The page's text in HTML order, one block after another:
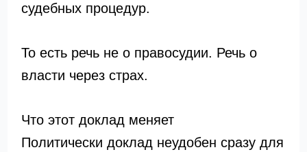
судебных процедур.
То есть речь не о правосудии. Речь о
власти через страх.
Что этот доклад меняет
Политически доклад неудобен сразу для